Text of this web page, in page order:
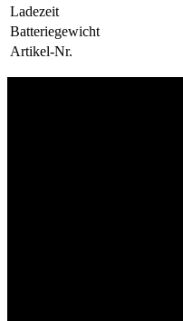
Ladezeit
Batteriegewicht
Artikel-Nr.